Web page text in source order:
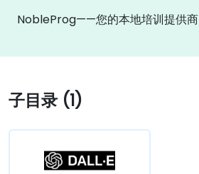
NobleProg——您的本地培训提供商
子目录 (1)